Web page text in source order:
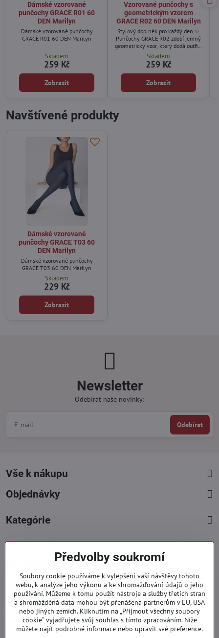
Dámské vzorované
punčochy GRACE R01 60
DEN Marilyn
Dámské vzorované punčochy
GRACE R01 60 DEN Marilyn
Skladem
259 Kč
Zobrazit
Vzorované punčochy s
geometrickým vzorem
GRACE R02 60 DEN Marilyn
Stylový doplněk pro každý den ✨
Punčochy GRACE R02 zdobí jemný
geometrický vzor, který dodá outfitu
moderní a elegantní vzhled. Jsou
skvělou volbou pro chladnější
období, kdy chcete vypadat dobře a
zároveň se cítit pohodlně.
Skladem
259 Kč
Zobrazit
Navštívené produkty
Dámské vzorované
punčochy GRACE T03 60
DEN Marilyn
Dámské vzorované punčochy
GRACE T03 60 DEN Marilyn
Skladem
229 Kč
Zobrazit
Newsletter
Odebírat naše novinky:
Odebírat
Vše k nákupu
Objednávky
Kategórie
+421 919 060 751
Pondělí - Pátek : 09:00 - 15:00 hod.
info​@everlady​.eu
Non stop ( 24/7 )
Předvolby soukromí
Soubory cookie používáme k vylepšení vaší návštěvy tohoto
webu, k analýze jeho výkonu a ke shromažďování údajů o jeho
používání. Můžeme k tomu použít nástroje a služby třetích stran
a shromážděná data mohou být přenášena partnerům v EU, USA
nebo jiných zemích. Kliknutím na „Přijmout všechny soubory
cookie“ vyjadřujete svůj souhlas s tímto zpracováním. Níže
můžete najít podrobné informace nebo upravit své preference.